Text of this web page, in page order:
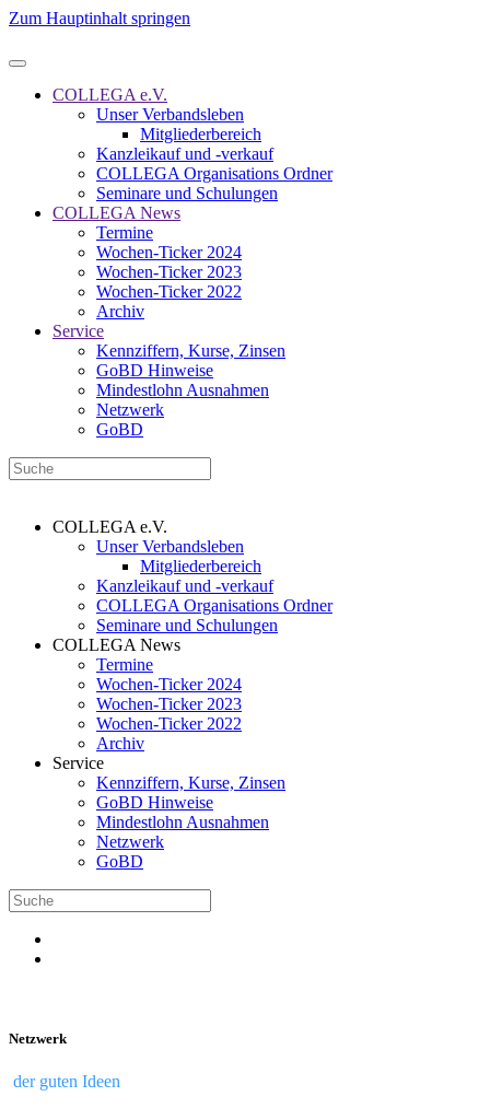
Zum Hauptinhalt springen
COLLEGA e.V.
Unser Verbandsleben
Mitgliederbereich
Kanzleikauf und -verkauf
COLLEGA Organisations Ordner
Seminare und Schulungen
COLLEGA News
Termine
Wochen-Ticker 2024
Wochen-Ticker 2023
Wochen-Ticker 2022
Archiv
Service
Kennziffern, Kurse, Zinsen
GoBD Hinweise
Mindestlohn Ausnahmen
Netzwerk
GoBD
COLLEGA e.V.
Unser Verbandsleben
Mitgliederbereich
Kanzleikauf und -verkauf
COLLEGA Organisations Ordner
Seminare und Schulungen
COLLEGA News
Termine
Wochen-Ticker 2024
Wochen-Ticker 2023
Wochen-Ticker 2022
Archiv
Service
Kennziffern, Kurse, Zinsen
GoBD Hinweise
Mindestlohn Ausnahmen
Netzwerk
GoBD
Netzwerk
der guten Ideen